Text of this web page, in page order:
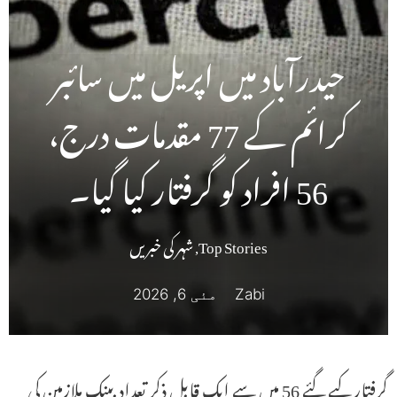
حیدرآباد میں اپریل میں سائبر
کرائم کے 77 مقدمات درج،
56 افراد کو گرفتار کیا گیا۔
Top Stories
,شہر کی خبریں
Zabi مئی 6, 2026
گرفتار کیے گئے 56 میں سے ایک قابل ذکر تعداد بینک ملازمین کی